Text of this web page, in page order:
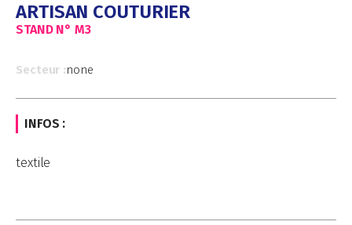
ARTISAN COUTURIER
STAND N°M3
Secteur :none
INFOS :
textile